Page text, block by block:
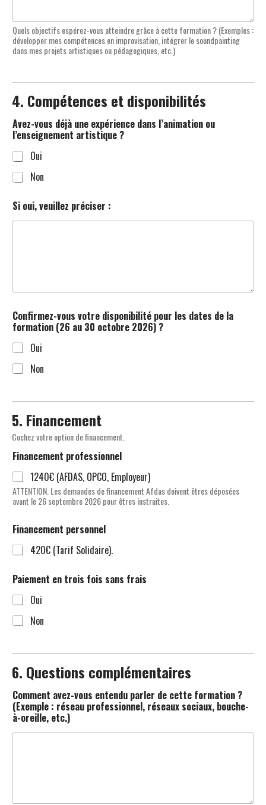
Quels objectifs espérez-vous atteindre grâce à cette formation ? (Exemples :
développer mes compétences en improvisation, intégrer le soundpainting
dans mes projets artistiques ou pédagogiques, etc.)
4. Compétences et disponibilités
Avez-vous déjà une expérience dans l’animation ou
l’enseignement artistique ?
Oui
Non
Si oui, veuillez préciser :
Confirmez-vous votre disponibilité pour les dates de la
formation (26 au 30 octobre 2026) ?
Oui
Non
5. Financement
Cochez votre option de financement.
Financement professionnel
1240€ (AFDAS, OPCO, Employeur)
ATTENTION. Les demandes de financement Afdas doivent êtres déposées
avant le 26 septembre 2026 pour êtres instruites.
Financement personnel
420€ (Tarif Solidaire).
Paiement en trois fois sans frais
Oui
Non
o
m
t
i
o
n
6. Questions complémentaires
Comment avez-vous entendu parler de cette formation ?
(Exemple : réseau professionnel, réseaux sociaux, bouche-
à-oreille, etc.)